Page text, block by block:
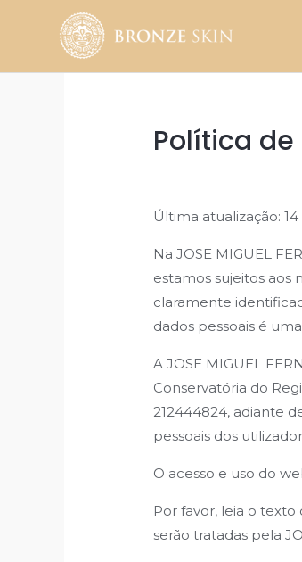
Política
Última atualização:
Na JOSE MIGUEL
estamos sujeitos aos
claramente
dados pessoais é
A JOSE MIGUEL
Conservatória do
212444824, adiante
pessoais dos
O acesso e uso do
Por favor, leia o
serão tratadas pela